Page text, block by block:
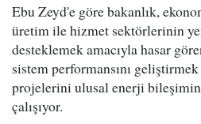
Ebu Zeyd'e göre bakanlık,
üretim ile hizmet sektörlerinin
desteklemek amacıyla hasar
sistem performansını
projelerini ulusal enerji
çalışıyor.